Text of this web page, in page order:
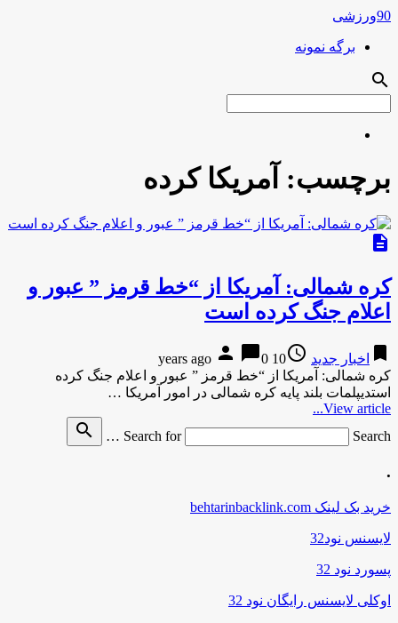
90ورزشی
برگه نمونه
search
برچسب: آمریکا کرده
description
کره شمالی: آمریکا از “خط قرمز ” عبور و
اعلام جنگ کرده است
bookmark اخبار جدید access_time
10 years ago
person chat_bubble0
کره شمالی: آمریکا از “خط قرمز ” عبور و اعلام جنگ کرده
استدیپلمات بلند پایه کره شمالی در امور آمریکا …
View article...
Search for
Search …
search
.
خرید بک لینک behtarinbacklink.com
لایسنس نود32
پسورد نود 32
اوکلی لایسنس رایگان نود 32